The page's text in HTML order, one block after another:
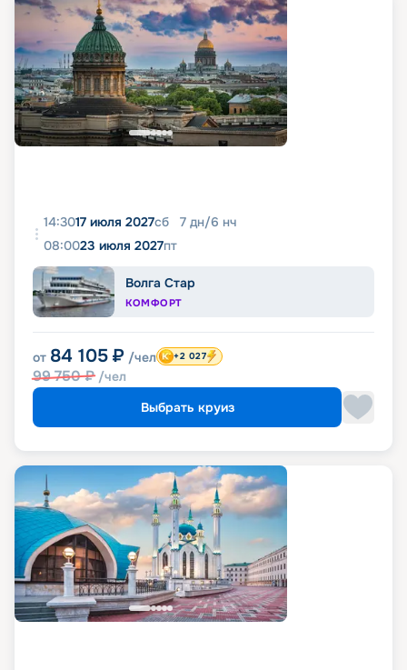
14:3017 июля 2027сб 7 дн/6 нч
08:0023 июля 2027пт
Волга Стар
КОМФОРТ
от 84 105 ₽ /чел
99 750₽ /чел
+2 027
Выбрать круиз